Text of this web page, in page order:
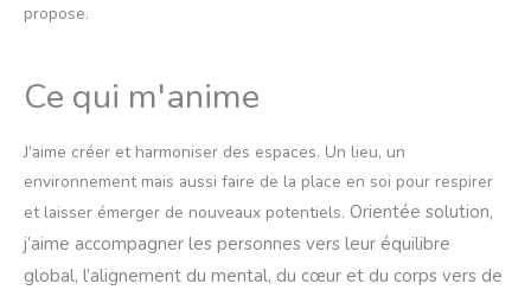
propose.
Ce qui m'anime
J’aime créer et harmoniser des espaces. Un lieu, un
environnement mais aussi faire de la place en soi pour respirer
et laisser émerger de nouveaux potentiels. Orientée solution,
j’aime accompagner les personnes vers leur équilibre
global, l’alignement du mental, du cœur et du corps vers de